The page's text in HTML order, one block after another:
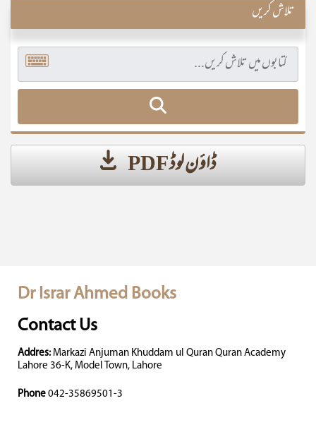
تلاش کریں
ڈاؤن لوڈ PDF
Dr Israr Ahmed Books
Contact Us
Addres: Markazi Anjuman Khuddam ul Quran Quran Academy
Lahore 36-K, Model Town, Lahore
Phone 042-35869501-3